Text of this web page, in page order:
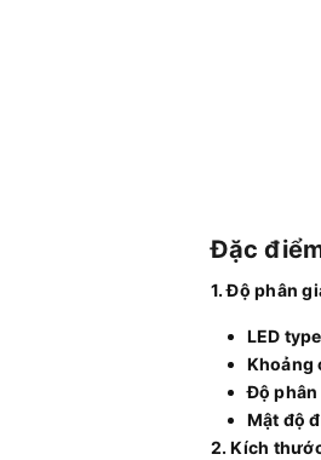
Đặc
1. Độ phân
LED
Khoảng
Độ
Mật độ
2. Kích